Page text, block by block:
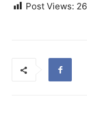
Post Views: